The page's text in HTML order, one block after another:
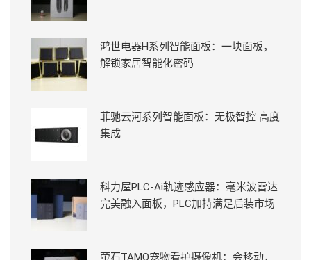
鸿世电器H系列智能面板：一块面板，
解锁家居智能化密码
菲驰云河系列智能面板：无极智控 高度
集成
科力屋PLC-Ai轨迹感应器：毫米波雷达
完美融入面板，PLC加持满足后装市场
萤石TAMO宠物看护摄像机：会移动，